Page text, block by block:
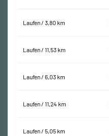
Laufen / 3,80 km
Laufen / 11,53 km
Laufen / 6,03 km
Laufen / 11,24 km
Laufen / 5,05 km